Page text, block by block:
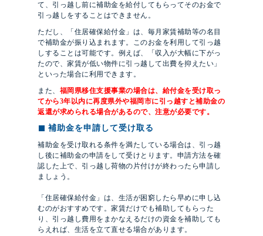
て、引っ越し前に補助金を給付してもらってそのお金で
引っ越しをすることはできません。
ただし、「住居確保給付金」は、毎月家賃補助等の名目
で補助金が振り込まれます。このお金を利用して引っ越
しすることは可能です。例えば、「収入が大幅に下がっ
たので、家賃が低い物件に引っ越して出費を抑えたい」
といった場合に利用できます。
また、 福岡県移住支援事業の場合は、給付金を受け取っ
てから3年以内に再度県外や福岡市に引っ越すと補助金の
返還が求められる場合があるので、注意が必要です。
補助金を申請して受け取る
補助金を受け取れる条件を満たしている場合は、引っ越
し後に補助金の申請をして受けとります。申請方法を確
認した上で、引っ越し荷物の片付けが終わったら申請し
ましょう。
「住居確保給付金」は、生活が困窮したら早めに申し込
むのがおすすめです。家賃だけでも補助してもらった
り、引っ越し費用をまかなえるだけの資金を補助しても
らえれば、生活を立て直せる場合があります。